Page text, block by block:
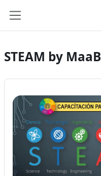
STEAM by MaaB